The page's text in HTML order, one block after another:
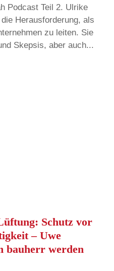
Podcast Teil 2. Ulrike
Herausforderung, als
zu leiten. Sie
Skepsis, aber auch...
Schutz vor
– Uwe
bauherr werden